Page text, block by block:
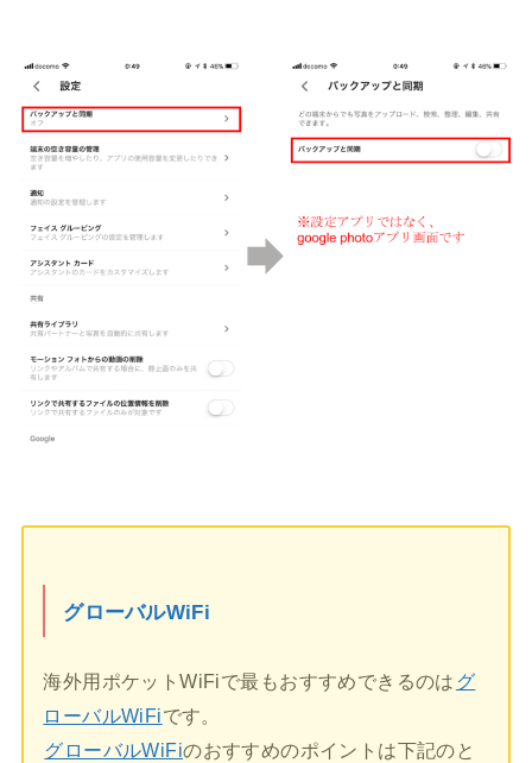
グローバルWiFi
海外用ポケットWiFiで最もおすすめできるのは グ
ローバルWiFiです。
グローバルWiFiのおすすめのポイントは下記のと